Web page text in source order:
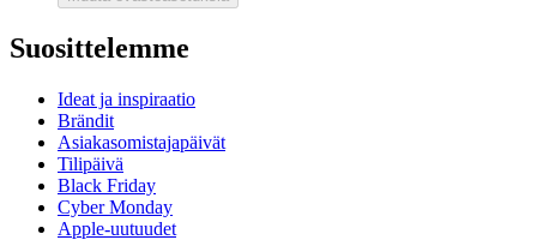
Suosittelemme
Ideat ja inspiraatio
Brändit
Asiakasomistajapäivät
Tilipäivä
Black Friday
Cyber Monday
Apple-uutuudet